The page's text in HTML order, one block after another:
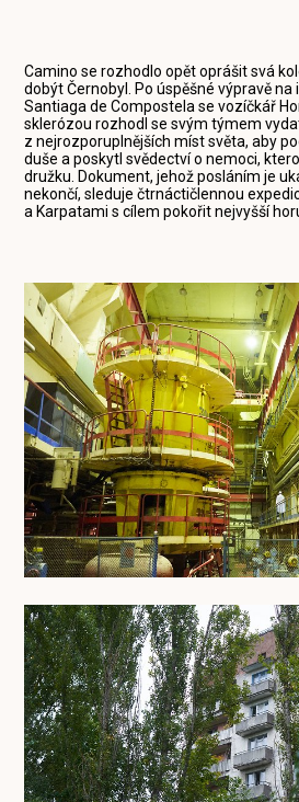
Camino se rozhodlo opět oprášit svá
dobýt Černobyl. Po úspěšné výpravě
Santiaga de Compostela se vozíčkář
sklerózou rozhodl se svým týmem
z nejrozporuplnějších míst světa, aby
duše a poskytl svědectví o nemoci,
družku. Dokument, jehož posláním je
nekončí, sleduje čtrnáctičlennou
a Karpatami s cílem pokořit nejvyšší